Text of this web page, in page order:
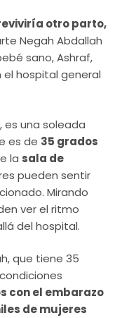
otro parto,
Negah Abdallah
sano, Ashraf,
hospital general
, es una soleada
es de 35 grados
la sala de
pueden sentir
Mirando
ver el ritmo
del hospital.
que tiene 35
con el embarazo
de mujeres